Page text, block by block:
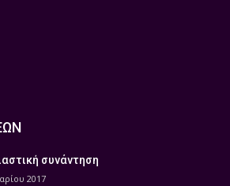
συνάντηση
2017